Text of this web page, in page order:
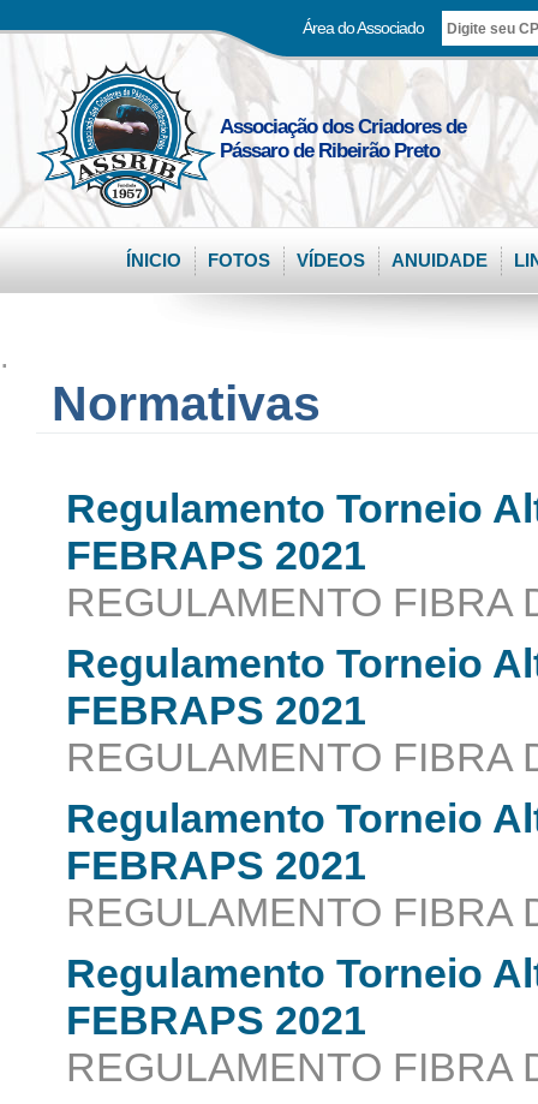
Área do Associado
Associação dos Criadores de
Pássaro de Ribeirão Preto
ÍNICIO FOTOS VÍDEOS ANUIDADE
.
Normativas
Regulamento Torneio
FEBRAPS 2021
REGULAMENTO FIBRA
Regulamento Torneio
FEBRAPS 2021
REGULAMENTO FIBRA
Regulamento Torneio
FEBRAPS 2021
REGULAMENTO FIBRA
Regulamento Torneio
FEBRAPS 2021
REGULAMENTO FIBRA